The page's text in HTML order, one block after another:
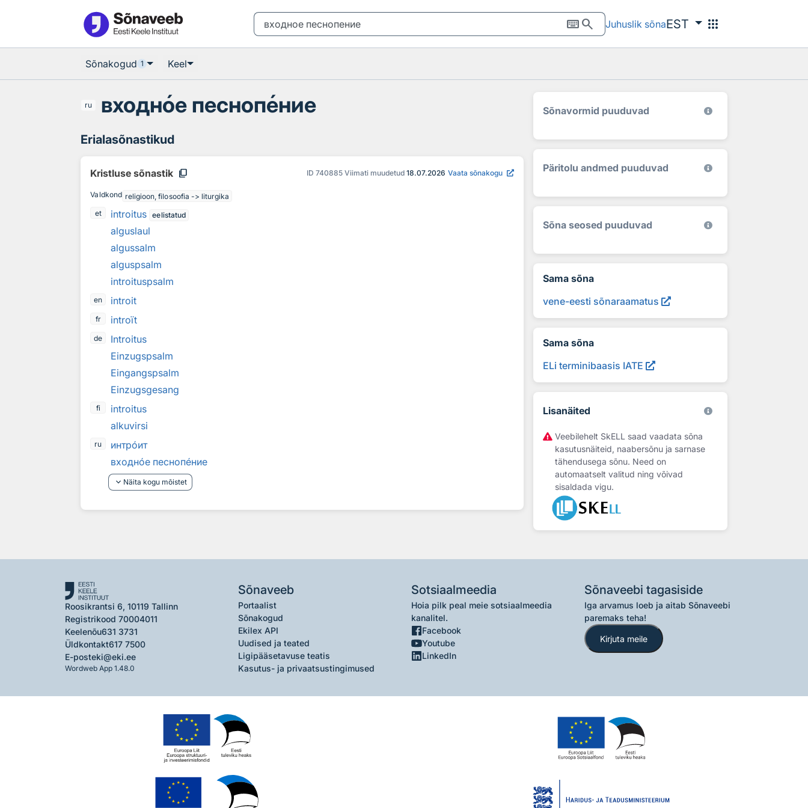
keyboardsearch Juhuslik sõnaEST apps
Sõnakogud 1 Keel
ru входное песнопение
Erialasõnastikud
Kristluse sõnastik content_copy ID 740885 Viimati muudetud 18.07.2026 Vaata sõnakogu
Valdkond religioon, filosoofia -> liturgika
et
introitus eelistatud
alguslaul
algussalm
alguspsalm
introituspsalm
en introit
fr introït
de
Introitus
Einzugspsalm
Eingangspsalm
Einzugsgesang
fi
introitus
alkuvirsi
ru интроит
входное песнопение
keyboard_arrow_down Näita kogu mõistet
Sõnavormid puuduvad
Päritolu andmed puuduvad
Sõna seosed puuduvad
Sama sõna
vene-eesti sõnaraamatus
Sama sõna
ELi terminibaasis IATE
Lisanäited
Veebilehelt SkELL saad vaadata sõna
kasutusnäiteid, naabersõnu ja sarnase
tähendusega sõnu. Need on
automaatselt valitud ning võivad
sisaldada vigu.
Roosikrantsi 6, 10119 Tallinn
Registrikood 70004011
Keelenõu631 3731
Üldkontakt617 7500
E-posteki@eki.ee
Wordweb App 1.48.0
Sõnaveeb
Portaalist
Sõnakogud
Ekilex API
Uudised ja teated
Ligipääsetavuse teatis
Kasutus- ja privaatsustingimused
Sotsiaalmeedia
Hoia pilk peal meie sotsiaalmeedia
kanalitel.
Facebook
Youtube
LinkedIn
Sõnaveebi tagasiside
Iga arvamus loeb ja aitab Sõnaveebi
paremaks teha!
Kirjuta meile